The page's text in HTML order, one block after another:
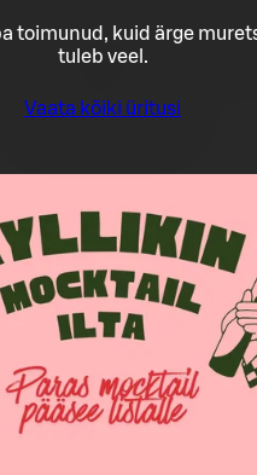
toimunud, kuid ärge
tuleb veel.
Vaata kõiki üritusi